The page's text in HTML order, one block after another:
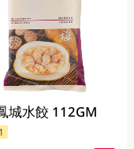
城水餃 112GM